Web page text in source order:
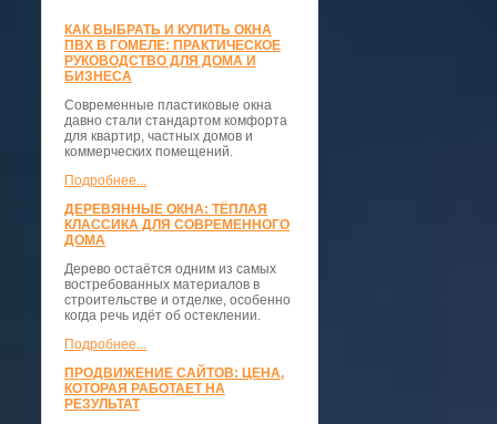
КАК ВЫБРАТЬ И КУПИТЬ ОКНА
ПВХ В ГОМЕЛЕ: ПРАКТИЧЕСКОЕ
РУКОВОДСТВО ДЛЯ ДОМА И
БИЗНЕСА
Современные пластиковые окна
давно стали стандартом комфорта
для квартир, частных домов и
коммерческих помещений.
Подробнее...
ДЕРЕВЯННЫЕ ОКНА: ТЁПЛАЯ
КЛАССИКА ДЛЯ СОВРЕМЕННОГО
ДОМА
Дерево остаётся одним из самых
востребованных материалов в
строительстве и отделке, особенно
когда речь идёт об остеклении.
Подробнее...
ПРОДВИЖЕНИЕ САЙТОВ: ЦЕНА,
КОТОРАЯ РАБОТАЕТ НА
РЕЗУЛЬТАТ